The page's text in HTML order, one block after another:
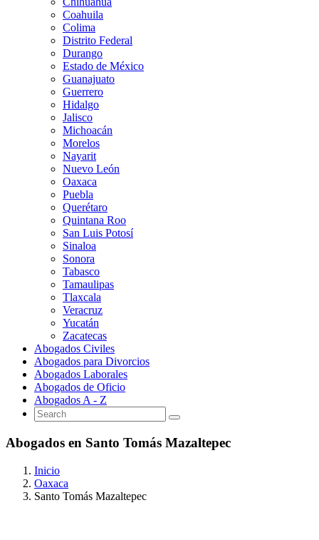
Coahuila
Colima
Distrito Federal
Durango
Estado de México
Guanajuato
Guerrero
Hidalgo
Jalisco
Michoacán
Morelos
Nayarit
Nuevo León
Oaxaca
Puebla
Querétaro
Quintana Roo
San Luis Potosí
Sinaloa
Sonora
Tabasco
Tamaulipas
Tlaxcala
Veracruz
Yucatán
Zacatecas
Abogados Civiles
Abogados para Divorcios
Abogados Laborales
Abogados de Oficio
Abogados A - Z
Abogados en Santo Tomás Mazaltepec
Inicio
Oaxaca
Santo Tomás Mazaltepec